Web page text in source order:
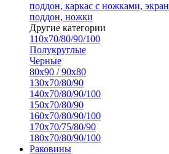
поддон, каркас с ножками, экран
поддон, ножки
Другие категории
110х70/80/90/100
Полукруглые
Черные
80х90 / 90х80
130х70/80/90
140х70/80/90/100
150х70/80/90
160х70/80/90/100
170х70/75/80/90
180х70/80/90/100
Раковины